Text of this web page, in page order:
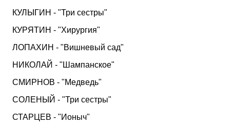
КУЛЫГИН - "Три сестры"
КУРЯТИН - "Хирургия"
ЛОПАХИН - "Вишневый сад"
НИКОЛАЙ - "Шампанское"
СМИРНОВ - "Медведь"
СОЛЕНЫЙ - "Три сестры"
СТАРЦЕВ - "Ионыч"